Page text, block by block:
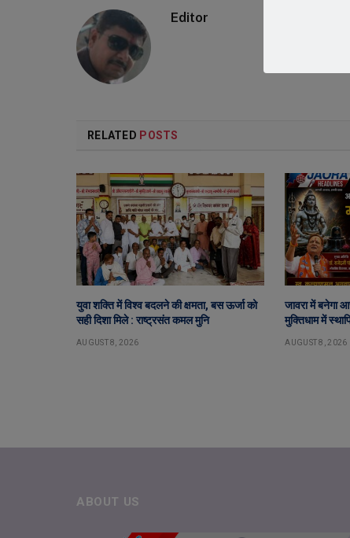
Editor
RELATED POSTS
युवा शक्ति में विश्व बदलने की क्षमता, बस ऊर्जा को
सही दिशा मिले : राष्ट्रसंत कमल मुनि
AUGUST 8, 2026
जावरा में बनेगा
मुक्तिधाम में
AUGUST 8, 2026
ABOUT US